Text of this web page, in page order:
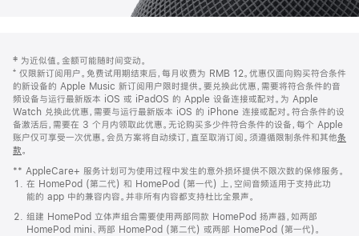
页
页
脚
注
‡ 为近似值。金额可能随时间变动。
⁺ 仅限新订阅用户。免费试用期结束后，每月收费为 RMB 12。优惠仅面向购买符合条件
的新设备的 Apple Music 新订阅用户限时提供。要兑换此优惠，需要将符合条件的音
频设备与运行最新版本 iOS 或 iPadOS 的 Apple 设备连接或配对。为 Apple
Watch 兑换此优惠，需要与运行最新版本 iOS 的 iPhone 连接或配对。符合条件的设
备激活后，需要在 3 个月内领取此优惠。无论购买多少件符合条件的设备，每个 Apple
账户仅可享受一次优惠。会员方案将自动续订，直至取消订阅。须遵循限制条件和其他条
款。
窗
口
中
打
开)
** AppleCare+ 服务计划可为使用过程中发生的意外损坏提供不限次数的保修服务。
在 HomePod (第二代) 和 HomePod (第一代) 上，空间音频适用于支持此功
能的 app 中的兼容内容。并非所有内容都支持杜比全景声。
组建 HomePod 立体声组合需要使用两部同款 HomePod 扬声器，如两部
HomePod mini、两部 HomePod (第二代) 或两部 HomePod (第一代)。